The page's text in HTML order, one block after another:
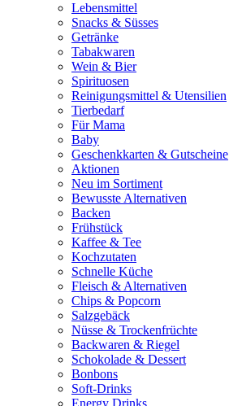
Lebensmittel
Snacks & Süsses
Getränke
Tabakwaren
Wein & Bier
Spirituosen
Reinigungsmittel & Utensilien
Tierbedarf
Für Mama
Baby
Geschenkkarten & Gutscheine
Aktionen
Neu im Sortiment
Bewusste Alternativen
Backen
Frühstück
Kaffee & Tee
Kochzutaten
Schnelle Küche
Fleisch & Alternativen
Chips & Popcorn
Salzgebäck
Nüsse & Trockenfrüchte
Backwaren & Riegel
Schokolade & Dessert
Bonbons
Soft-Drinks
Energy Drinks